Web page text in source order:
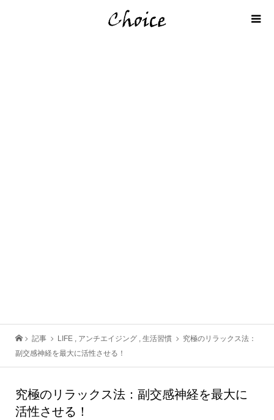
記事 LIFE , アンチエイジング , 生活習慣
究極のリラックス法：
副交感神経を最大に活性させる！
究極のリラックス法：副交感神経を最大に
活性させる！